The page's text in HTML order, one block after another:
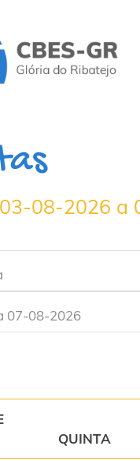
08-2026 a
QUINTA